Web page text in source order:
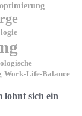
Work-Life-Balance
lohnt sich ein